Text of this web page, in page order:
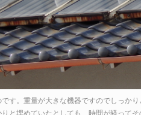
す。重量が大きな機器ですのでしっか
と埋めていたとしても、時間が経って